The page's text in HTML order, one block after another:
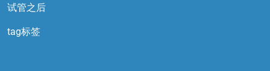
试管之后
tag标签